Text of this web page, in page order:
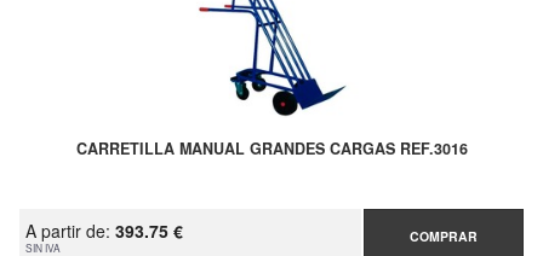
CARRETILLA MANUAL GRANDES CARGAS REF.3016
A partir de: 393.75 €
SIN IVA
COMPRAR